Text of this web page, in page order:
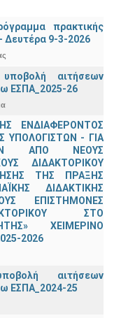
πρακτικής
Δευτέρα 9-3-2026
αιτήσεων
ΕΣΠΑ_2025-26
ΕΝΔΙΑΦΕΡΟΝΤΟΣ
- ΓΙΑ
ΑΠΟ ΝΕΟΥΣ
ΔΙΔΑΚΤΟΡΙΚΟΥ
ΤΗΣ ΠΡΑΞΗΣ
ΔΙΔΑΚΤΙΚΗΣ
ΕΠΙΣΤΗΜΟΝΕΣ
ΣΤΟ
ΧΕΙΜΕΡΙΝΟ
2026
αιτήσεων
ΕΣΠΑ_2024-25